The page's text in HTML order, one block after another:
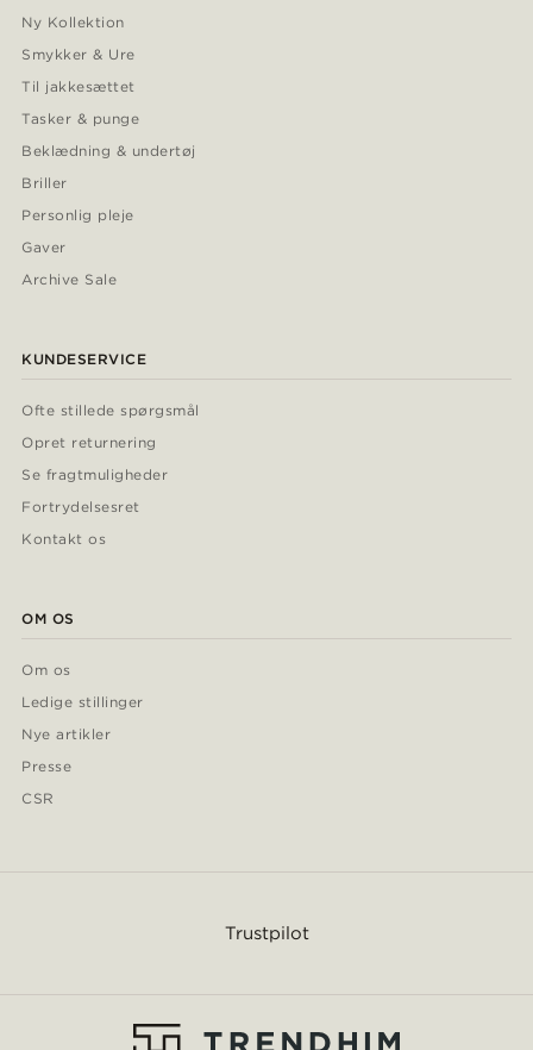
Ny Kollektion
Smykker & Ure
Til jakkesættet
Tasker & punge
Beklædning & undertøj
Briller
Personlig pleje
Gaver
Archive Sale
KUNDESERVICE
Ofte stillede spørgsmål
Opret returnering
Se fragtmuligheder
Fortrydelsesret
Kontakt os
OM OS
Om os
Ledige stillinger
Nye artikler
Presse
CSR
Trustpilot